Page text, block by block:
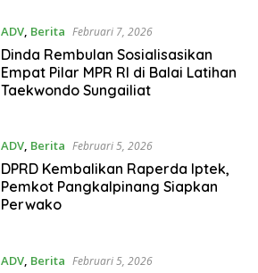
ADV, Berita Februari 7, 2026
Dinda Rembulan Sosialisasikan
Empat Pilar MPR RI di Balai Latihan
Taekwondo Sungailiat
ADV, Berita Februari 5, 2026
DPRD Kembalikan Raperda Iptek,
Pemkot Pangkalpinang Siapkan
Perwako
ADV, Berita Februari 5, 2026